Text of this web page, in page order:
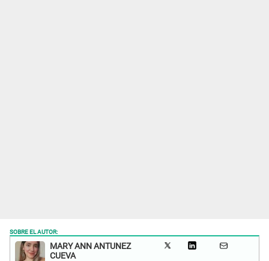
SOBRE EL AUTOR:
MARY ANN ANTUNEZ
CUEVA